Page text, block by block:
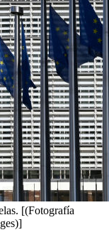
[(Fotografía